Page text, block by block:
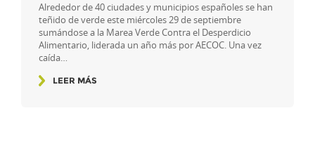
Alrededor de 40 ciudades y municipios españoles se han
teñido de verde este miércoles 29 de septiembre
sumándose a la Marea Verde Contra el Desperdicio
Alimentario, liderada un año más por AECOC. Una vez
caída…
LEER MÁS